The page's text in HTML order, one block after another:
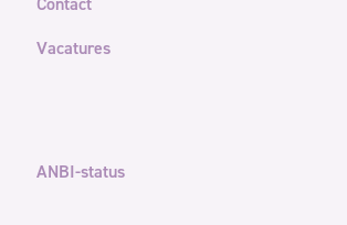
Vacatures
ANBI-status